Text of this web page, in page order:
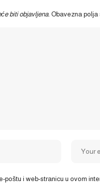
biti objavljena. Obavezna polja
poštu i web-stranicu u ovom